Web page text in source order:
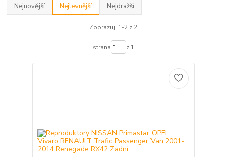
Nejnovější Nejlevnější Nejdražší
Zobrazuji 1-2 z 2
strana z 1